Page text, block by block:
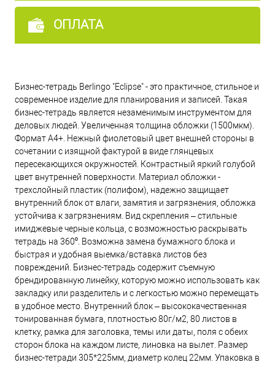
ОПЛАТА
Бизнес-тетрадь Berlingo "Eclipse" - это практичное, стильное и
современное изделие для планирования и записей. Такая
бизнес-тетрадь является незаменимым инструментом для
деловых людей. Увеличенная толщина обложки (1500мкм).
Формат А4+. Нежный фиолетовый цвет внешней стороны в
сочетании с изящной фактурой в виде глянцевых
пересекающихся окружностей. Контрастный яркий голубой
цвет внутренней поверхности. Материал обложки -
трехслойный пластик (полифом), надежно защищает
внутренний блок от влаги, замятия и загрязнения, обложка
устойчива к загрязнениям. Вид скрепления – стильные
имиджевые черные кольца, с возможностью раскрывать
тетрадь на 360⁰. Возможна замена бумажного блока и
быстрая и удобная выемка/вставка листов без
повреждений. Бизнес-тетрадь содержит съемную
брендированную линейку, которую можно использовать как
закладку или разделитель и с легкостью можно перемещать
в удобное место. Внутренний блок – высококачественная
тонированная бумага, плотностью 80г/м2, 80 листов в
клетку, рамка для заголовка, темы или даты, поля с обеих
сторон блока на каждом листе, линовка на вылет. Размер
бизнес-тетради 305*225мм, диаметр колец 22мм. Упаковка в